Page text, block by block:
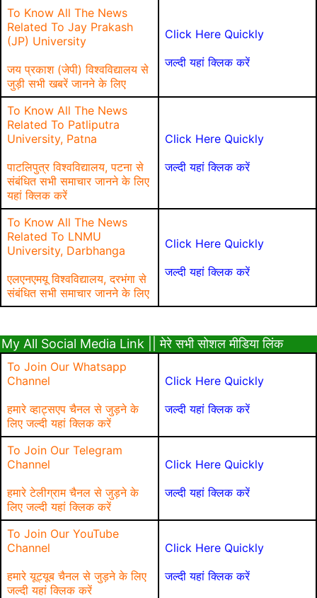
To Know All The News
Related To Jay Prakash
(JP) University
जय प्रकाश (जेपी) विश्वविद्यालय से
जुड़ी सभी खबरें जानने के लिए
Click Here Quickly
जल्दी यहां क्लिक करें
To Know All The News
Related To Patliputra
University, Patna
पाटलिपुत्र विश्वविद्यालय, पटना से
संबंधित सभी समाचार जानने के लिए
यहां क्लिक करें
Click Here Quickly
जल्दी यहां क्लिक करें
To Know All The News
Related To LNMU
University, Darbhanga
एलएनएमयू विश्वविद्यालय, दरभंगा से
संबंधित सभी समाचार जानने के लिए
Click Here Quickly
जल्दी यहां क्लिक करें
My All Social Media Link || मेरे सभी सोशल मीडिया लिंक
To Join Our Whatsapp
Channel
हमारे व्हाट्सएप चैनल से जुड़ने के
लिए जल्दी यहां क्लिक करें
Click Here Quickly
जल्दी यहां क्लिक करें
To Join Our Telegram
Channel
हमारे टेलीग्राम चैनल से जुड़ने के
लिए जल्दी यहां क्लिक करें
Click Here Quickly
जल्दी यहां क्लिक करें
To Join Our YouTube
Channel
हमारे यूट्यूब चैनल से जुड़ने के लिए
जल्दी यहां क्लिक करें
Click Here Quickly
जल्दी यहां क्लिक करें